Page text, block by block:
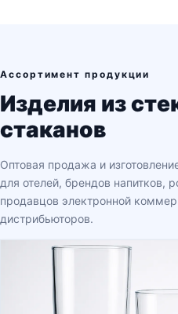
Ассортимент продукции
Изделия из
стаканов
Оптовая продажа и
для отелей, брендов напитков,
продавцов электронной
дистрибьюторов.